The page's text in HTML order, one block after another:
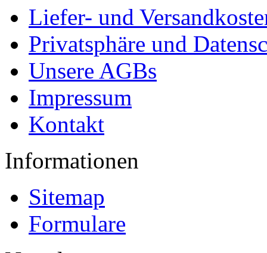
Liefer- und
Privatsphäre und
Unsere AGBs
Impressum
Kontakt
Informationen
Sitemap
Formulare